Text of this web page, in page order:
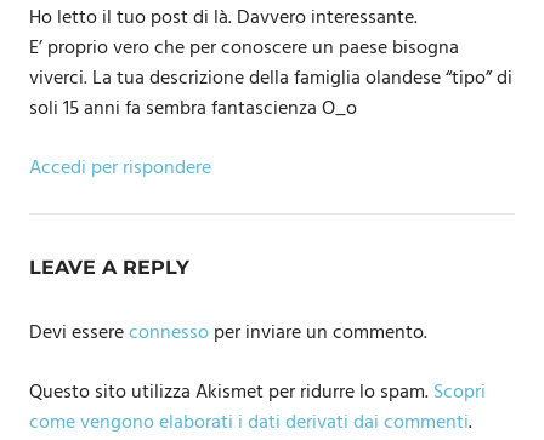
Ho letto il tuo post di là. Davvero interessante.
E’ proprio vero che per conoscere un paese bisogna
viverci. La tua descrizione della famiglia olandese “tipo” di
soli 15 anni fa sembra fantascienza O_o
Accedi per rispondere
LEAVE A REPLY
Devi essereconnessoper inviare un commento.
Questo sito utilizza Akismet per ridurre lo spam.Scopri
come vengono elaborati i dati derivati dai commenti.